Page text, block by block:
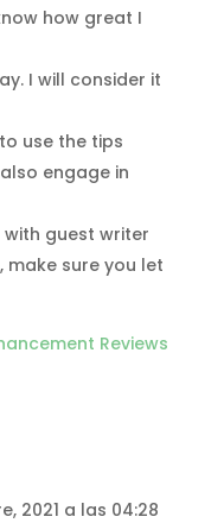
how great I
I will consider it
use the tips
engage in
guest writer
sure you let
Reviews
2021 a las 04:28